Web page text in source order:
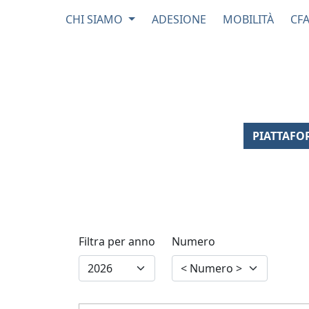
CHI SIAMO ADESIONE MOBILITÀ CFA
Filtra per anno Numero